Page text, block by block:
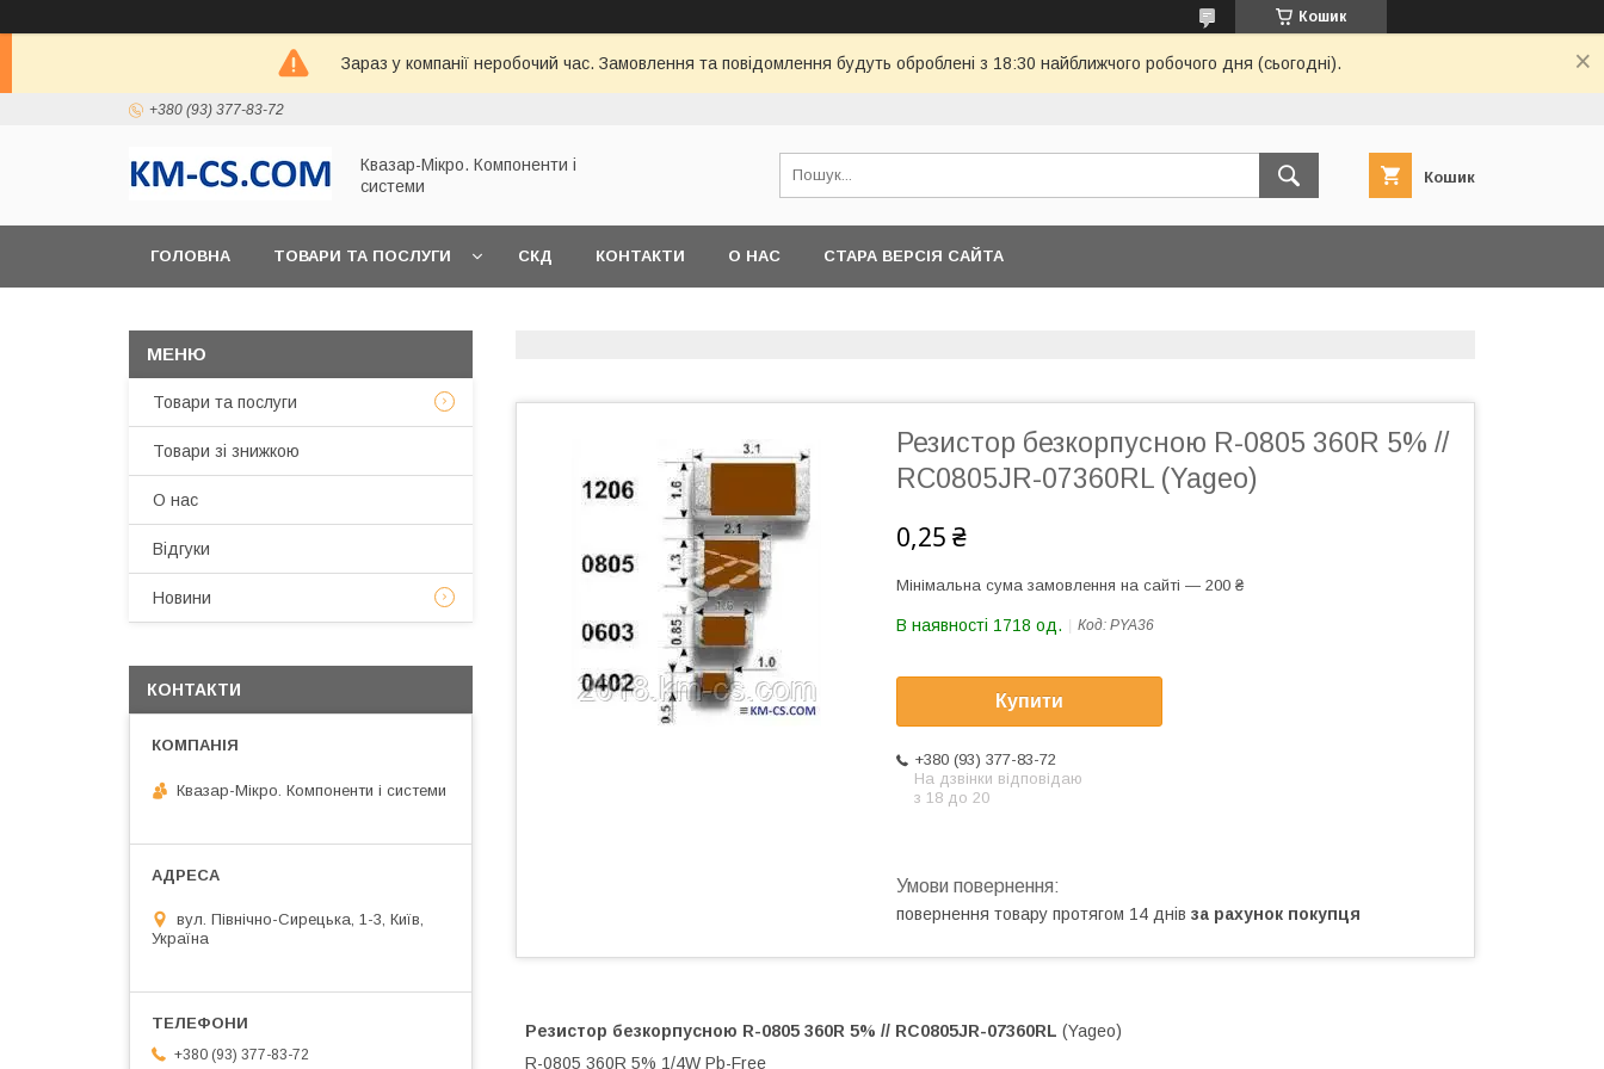
Кошик
Зараз у компанії неробочий час. Замовлення та повідомлення будуть оброблені з 18:30 найближчого робочого дня (сьогодні).
+380 (93) 377-83-72
Квазар-Мікро. Компоненти і
системи
Кошик
ГОЛОВНА ТОВАРИ ТА ПОСЛУГИ СКД КОНТАКТИ О НАС СТАРА ВЕРСІЯ САЙТА
Резистор безкорпусною R-0805 360R 5% //
RC0805JR-07360RL (Yageo)
0,25 ₴
Мінімальна сума замовлення на сайті — 200 ₴
В наявності 1718 од. Код: PYA36
Купити
+380 (93) 377-83-72
На дзвінки відповідаю
з 18 до 20
повернення товару протягом 14 днів за рахунок покупця
Резистор безкорпусною R-0805 360R 5% // RC0805JR-07360RL (Yageo)
R-0805 360R 5% 1/4W Pb-Free
Товари та послуги
Товари зі знижкою
О нас
Відгуки
Новини
КОНТАКТИ
Квазар-Мікро. Компоненти і системи
вул. Північно-Сирецька, 1-3, Київ,
Україна
+380 (93) 377-83-72